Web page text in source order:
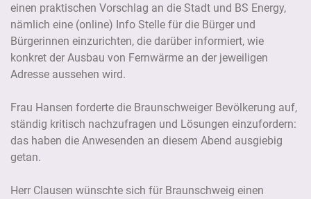
einen praktischen Vorschlag an die Stadt und BS Energy,
nämlich eine (online) Info Stelle für die Bürger und
Bürgerinnen einzurichten, die darüber informiert, wie
konkret der Ausbau von Fernwärme an der jeweiligen
Adresse aussehen wird.
Frau Hansen forderte die Braunschweiger Bevölkerung auf,
ständig kritisch nachzufragen und Lösungen einzufordern:
das haben die Anwesenden an diesem Abend ausgiebig
getan.
Herr Clausen wünschte sich für Braunschweig einen